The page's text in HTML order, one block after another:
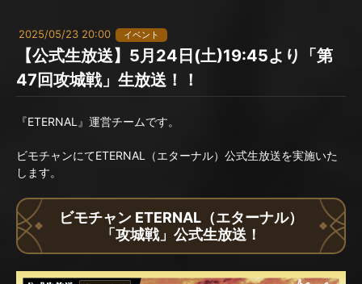
2025/05/23 20:00 イベント
【公式生放送】5月24日(土)19:45より「第
47回攻城戦」生放送！！
『ETERNAL』運営チームです。
ビモチャンにてETERNAL（エターナル）公式生放送を実施いた
します。
ビモチャン ETERNAL（エターナル）
「攻城戦」公式生放送！